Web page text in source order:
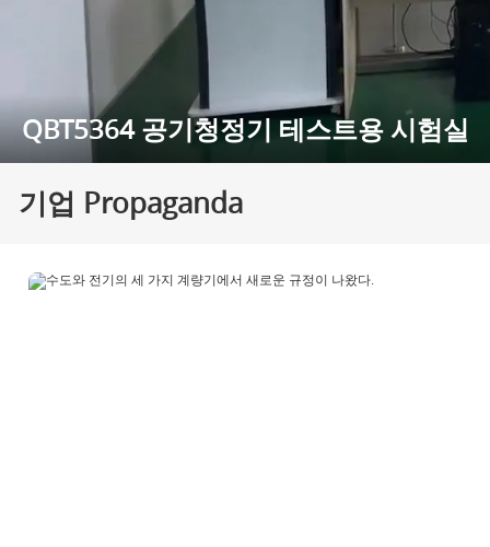
QBT5364 공기청정기 테스트용 시험실
기업 Propaganda